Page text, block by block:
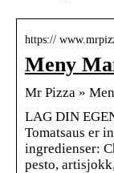
https://
Meny
Mr Pizza »
LAG DIN
Tomatsaus er
ingredienser:
pesto,